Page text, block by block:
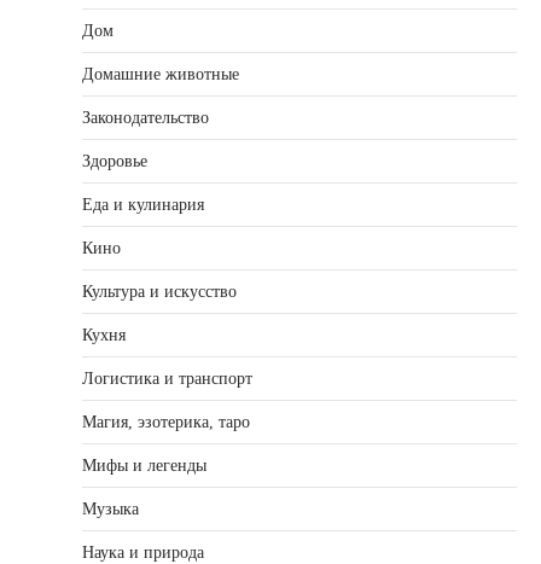
Дом
Домашние животные
Законодательство
Здоровье
Еда и кулинария
Кино
Культура и искусство
Кухня
Логистика и транспорт
Магия, эзотерика, таро
Мифы и легенды
Музыка
Наука и природа